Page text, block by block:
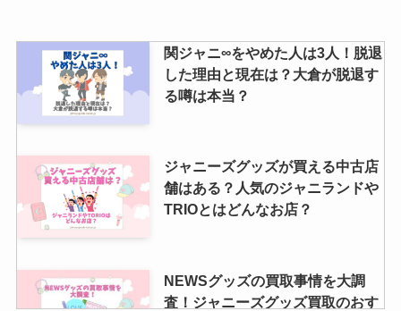
査
関ジャニ∞をやめた人は3人！脱退
した理由と現在は？大倉が脱退す
る噂は本当？
ジャニーズグッズが買える中古店
舗はある？人気のジャニランドや
TRIOとはどんなお店？
NEWSグッズの買取事情を大調
査！ジャニーズグッズ買取のおす